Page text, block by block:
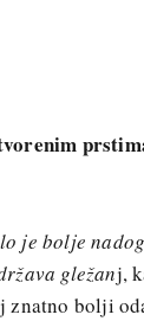
je bolje
gležanj,
znatno bolji